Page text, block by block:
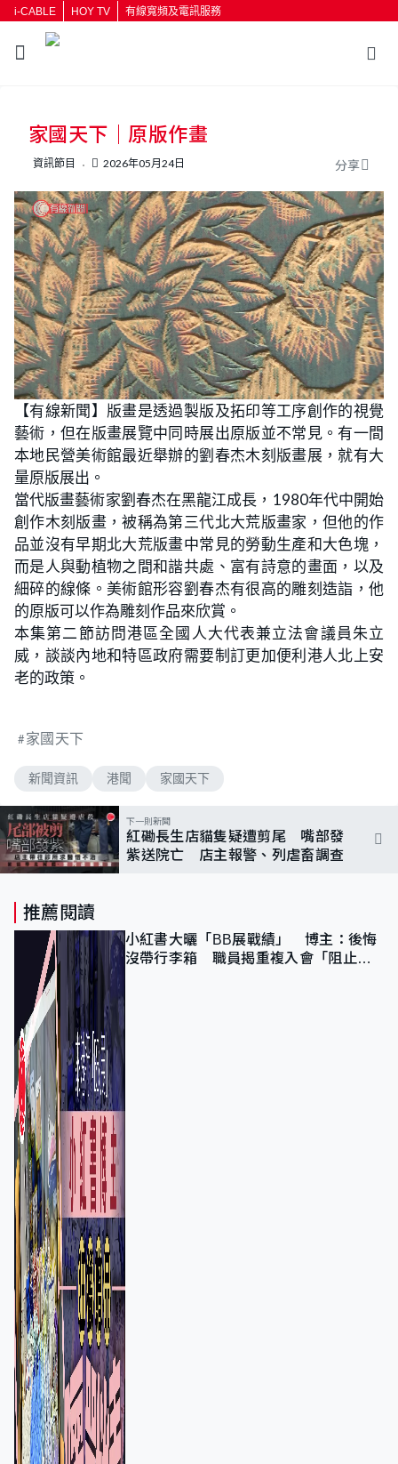
i-CABLE HOY TV 有線寬頻及電訊服務
按輸入鍵開始搜尋
家國天下｜原版作畫
資訊節目 2026年05月24日 分享
U
n
m
t
e
L
o
a
d
e
d
:
1
0
%
【有線新聞】版畫是透過製版及拓印等工序創作的視覺
藝術，但在版畫展覽中同時展出原版並不常見。有一間
本地民營美術館最近舉辦的劉春杰木刻版畫展，就有大
量原版展出。
當代版畫藝術家劉春杰在黑龍江成長，1980年代中開始
創作木刻版畫，被稱為第三代北大荒版畫家，但他的作
品並沒有早期北大荒版畫中常見的勞動生產和大色塊，
而是人與動植物之間和諧共處、富有詩意的畫面，以及
細碎的線條。美術館形容劉春杰有很高的雕刻造詣，他
的原版可以作為雕刻作品來欣賞。
本集第二節訪問港區全國人大代表兼立法會議員朱立
威，談談內地和特區政府需要制訂更加便利港人北上安
老的政策。
家國天下
新聞資訊 港聞 家國天下
下一則新聞
紅磡長生店貓隻疑遭剪尾 嘴部發
紫送院亡 店主報警、列虐畜調查
推薦閱讀
小紅書大曬「BB展戰績」 博主：後悔
沒帶行李箱 職員揭重複入會「阻止唔